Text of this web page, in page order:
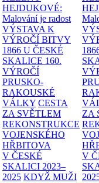
HEJDUKOVÉ:
Malování je radost
VÝSTAVA K
VÝROČÍ BITVY
1866 U ČESKÉ
SKALICE 160.
VÝROČÍ
PRUSKO-
RAKOUSKÉ
VÁLKY CESTA
ZA SVĚTLEM
REKONSTRUKCE
VOJENSKÉHO
HŘBITOVA
V ČESKÉ
SKALICI 2023–
2025 KDYŽ MUŽI
ZA
V